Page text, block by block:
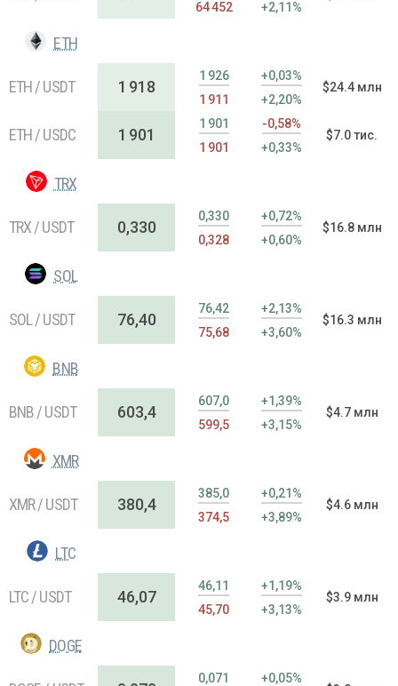
64 452
+2,11%
ETH
ETH / USDT 1 918
1 926
1 911
+0,03%
+2,20%
$24.4 млн
ETH / USDC 1 901
1 901
1 901
-0,58%
+0,33%
$7.0 тис.
TRX
TRX / USDT 0,330
0,330
0,328
+0,72%
+0,60%
$16.8 млн
SOL
SOL / USDT 76,40
76,42
75,68
+2,13%
+3,60%
$16.3 млн
BNB
BNB / USDT 603,4
607,0
599,5
+1,39%
+3,15%
$4.7 млн
XMR
XMR / USDT 380,4
385,0
374,5
+0,21%
+3,89%
$4.6 млн
LTC
LTC / USDT 46,07
46,11
45,70
+1,19%
+3,13%
$3.9 млн
DOGE
0,071
+0,05%